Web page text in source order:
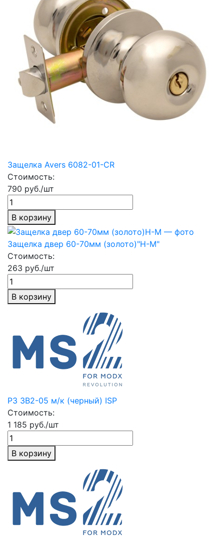
Защелка Avers 6082-01-СR
Стоимость:
790 руб./шт
В корзину
Защелка двер 60-70мм (золото)"Н-М"
Стоимость:
263 руб./шт
В корзину
РЗ ЗВ2-05 м/к (черный) ISP
Стоимость:
1 185 руб./шт
В корзину